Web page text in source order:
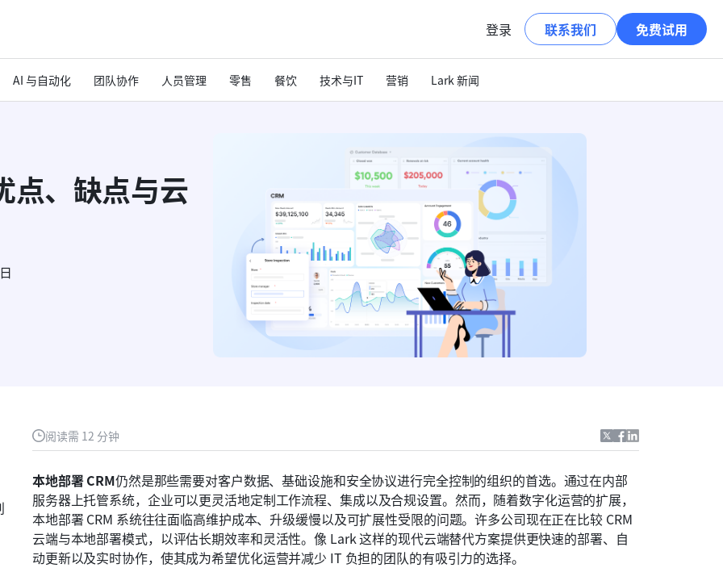
登录 联系我们 免费试用
AI 与自动化 团队协作 人员管理 零售 餐饮 技术与IT 营销 Lark 新闻
点、缺点与云
阅读需 12 分钟
本地部署 CRM仍然是那些需要对客户数据、基础设施和安全协议进行完全控制的组织的首选。通过在内部
服务器上托管系统，企业可以更灵活地定制工作流程、集成以及合规设置。然而，随着数字化运营的扩展，
本地部署 CRM 系统往往面临高维护成本、升级缓慢以及可扩展性受限的问题。许多公司现在正在比较 CRM
云端与本地部署模式，以评估长期效率和灵活性。像 Lark 这样的现代云端替代方案提供更快速的部署、自
动更新以及实时协作，使其成为希望优化运营并减少 IT 负担的团队的有吸引力的选择。